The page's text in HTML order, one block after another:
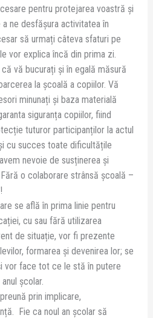
pentru protejarea voastră și
ne desfășura activitatea în
să urmați câteva sfaturi pe
vor explica încă din prima zi.
bucurați și în egală măsură
la școală a copiilor. Vă
minunați și baza materială
siguranța copiilor, fiind
tuturor participanților la actul
cu succes toate dificultățile
nevoie de susținerea și
o colaborare strânsă şcoală –
află în prima linie pentru
cu sau fără utilizarea
de situație, vor fi prezente
formarea și devenirea lor; se
vor face tot ce le stă în putere
școlar.
prin implicare,
Fie ca noul an şcolar să